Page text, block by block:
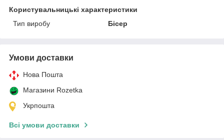
Користувальницькі характеристики
Тип виробу
Бісер
Умови доставки
Нова Пошта
Магазини Rozetka
Укрпошта
Всі умови доставки